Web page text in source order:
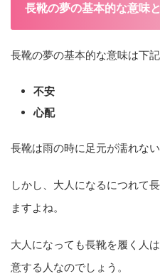
長靴の夢の基本的な意味
長靴の夢の基本的な意味は下記
不安
心配
長靴は雨の時に足元が濡れな
しかし、大人になるにつれて
ますよね。
大人になっても長靴を履く人
意する人なのでしょう。